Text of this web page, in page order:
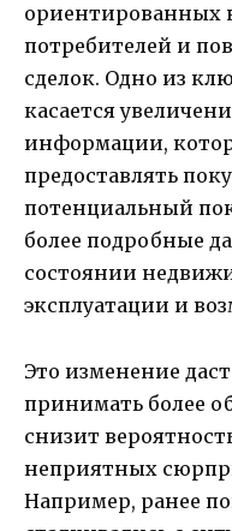
ориентированных
потребителей и
сделок. Одно из
касается
информации,
предоставлять
потенциальный
более подробные
состоянии
эксплуатации и
Это изменение
принимать более
снизит
неприятных
Например, ранее